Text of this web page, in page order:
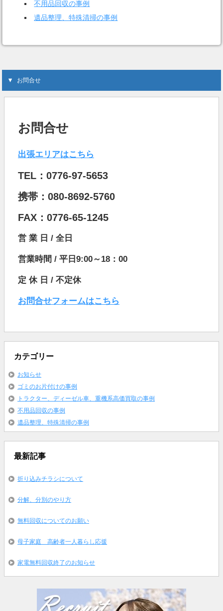
不用品回収の事例
遺品整理、特殊清掃の事例
お問合せ
お問合せ
出張エリアはこちら
TEL：0776-97-5653
携帯：080-8692-5760
FAX：0776-65-1245
営 業 日 / 全日
営業時間 / 平日9:00～18：00
定 休 日 / 不定休
お問合せフォームはこちら
カテゴリー
お知らせ
ゴミのお片付けの事例
トラクター、ディーゼル車、重機系高価買取の事例
不用品回収の事例
遺品整理、特殊清掃の事例
最新記事
折り込みチラシについて
分解、分別のやり方
無料回収についてのお願い
母子家庭 高齢者一人暮らし応援
家電無料回収終了のお知らせ